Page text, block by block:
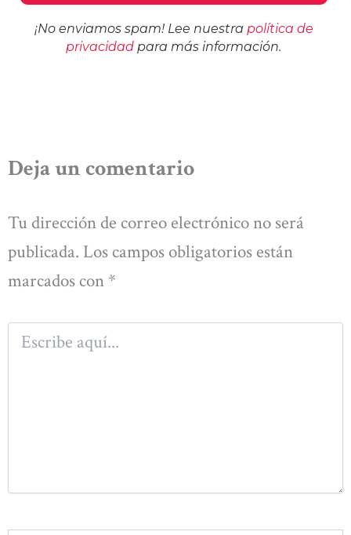
¡No enviamos spam! Lee nuestra política de
privacidad para más información.
Deja un comentario
Tu dirección de correo electrónico no será
publicada. Los campos obligatorios están
marcados con *
Escribe
aquí...